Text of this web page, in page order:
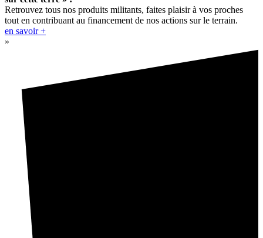
Retrouvez tous nos produits militants, faites plaisir à vos proches
tout en contribuant au financement de nos actions sur le terrain.
en savoir +
»